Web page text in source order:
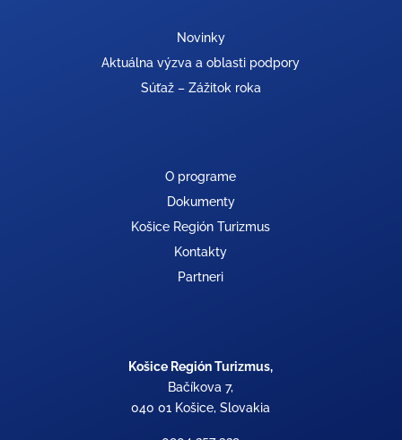
Novinky
Aktuálna výzva a oblasti podpory
Súťaž – Zážitok roka
O programe
Dokumenty
Košice Región Turizmus
Kontakty
Partneri
Košice Región Turizmus,
Bačíkova 7,
040 01 Košice, Slovakia